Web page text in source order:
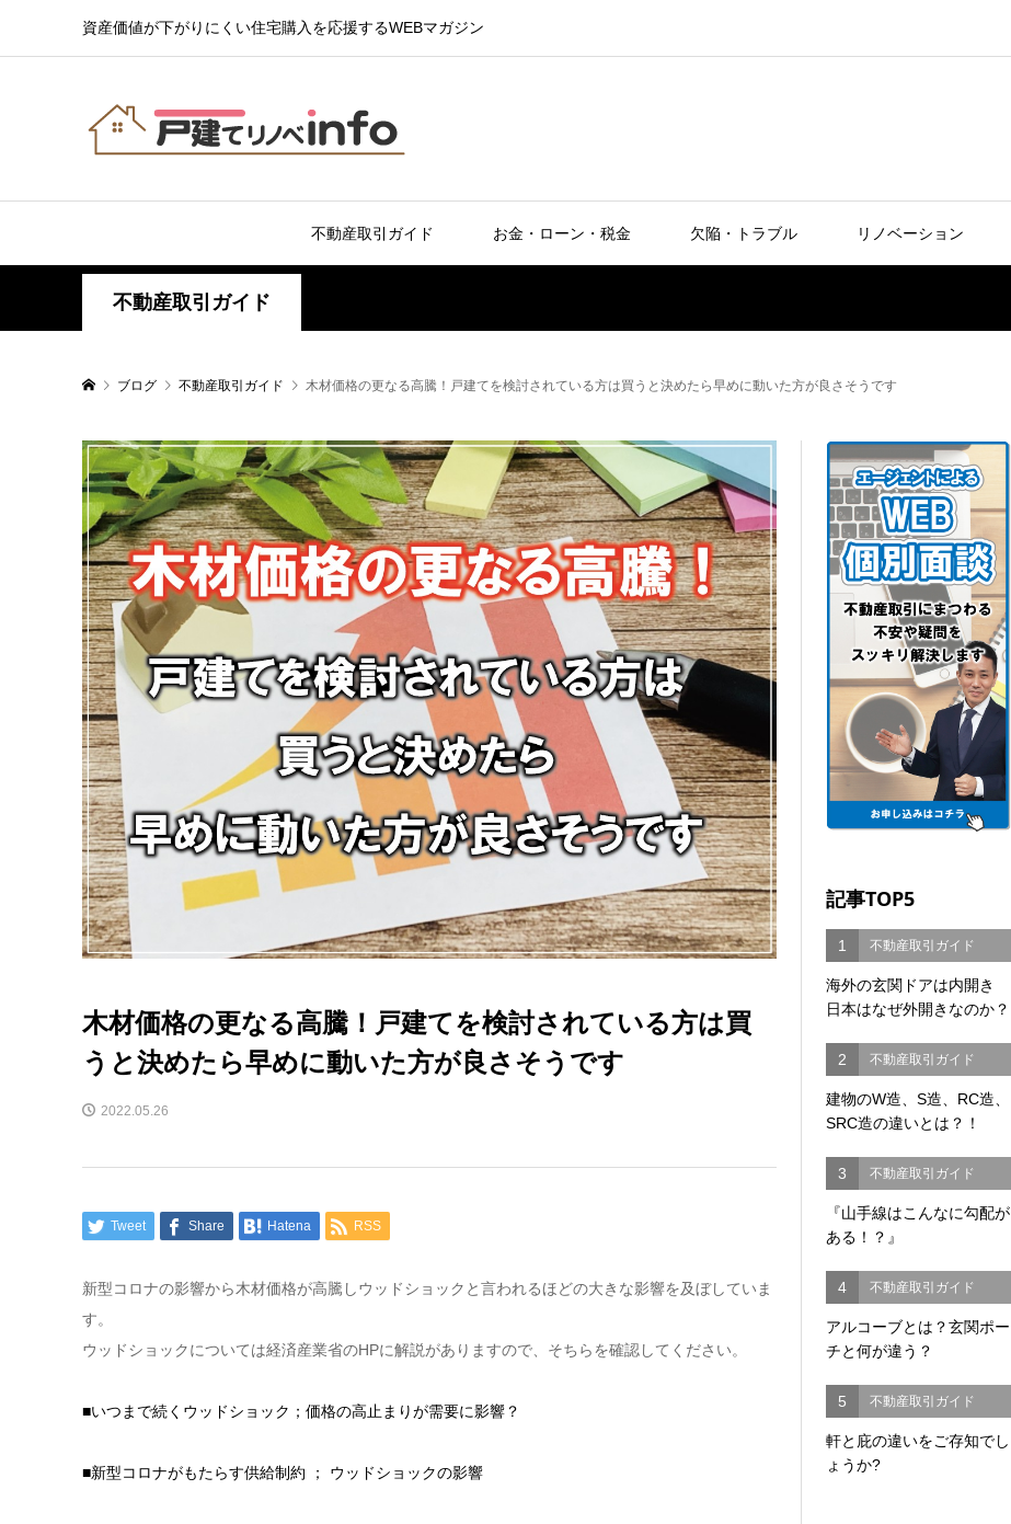
資産価値が下がりにくい住宅購入を応援するWEBマガジン
不動産取引ガイド お金・ローン・税金 欠陥・トラブル リノベーション
不動産取引ガイド
ブログ 不動産取引ガイド 木材価格の更なる高騰！戸建てを検討されている方は買うと決めたら早めに動いた方が良さそうです
木材価格の更なる高騰！戸建てを検討されている方は買
うと決めたら早めに動いた方が良さそうです
2022.05.26
Tweet Share Hatena RSS
新型コロナの影響から木材価格が高騰しウッドショックと言われるほどの大きな影響を及ぼしていま
す。
ウッドショックについては経済産業省のHPに解説がありますので、そちらを確認してください。
■いつまで続くウッドショック；価格の高止まりが需要に影響？
■新型コロナがもたらす供給制約 ； ウッドショックの影響
記事TOP5
1 不動産取引ガイド
海外の玄関ドアは内開き
日本はなぜ外開きなのか？
2 不動産取引ガイド
建物のW造、S造、RC造、
SRC造の違いとは？！
3 不動産取引ガイド
『山手線はこんなに勾配が
ある！？』
4 不動産取引ガイド
アルコーブとは？玄関ポー
チと何が違う？
5 不動産取引ガイド
軒と庇の違いをご存知でし
ょうか?